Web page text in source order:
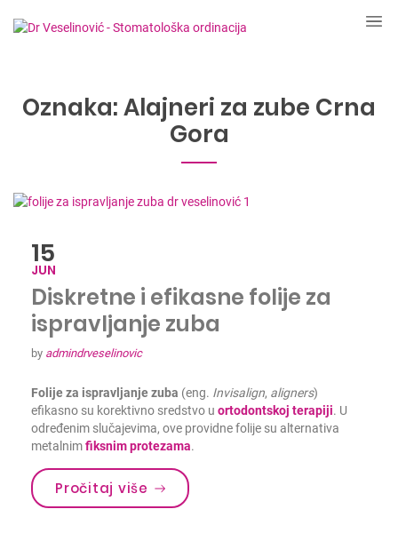
Oznaka:Alajneri za zube Crna
Gora
15
JUN
Diskretne i efikasne folije za
ispravljanje zuba
by admindrveselinovic
Folije za ispravljanje zuba (eng. Invisalign, aligners)
efikasno su korektivno sredstvo u ortodontskoj terapiji. U
određenim slučajevima, ove providne folije su alternativa
metalnimfiksnim protezama.
Pročitaj više